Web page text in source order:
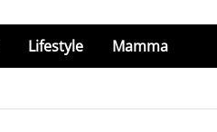
Lifestyle Mamma